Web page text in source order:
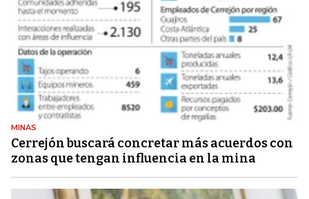
MINAS
Cerrejón buscará concretar más acuerdos con
zonas que tengan influencia en la mina